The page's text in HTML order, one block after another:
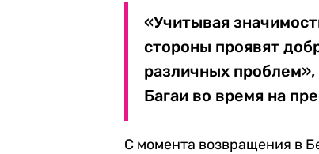
«Учитывая
стороны проявят
различных
Багаи во время на
С момента возвращения в